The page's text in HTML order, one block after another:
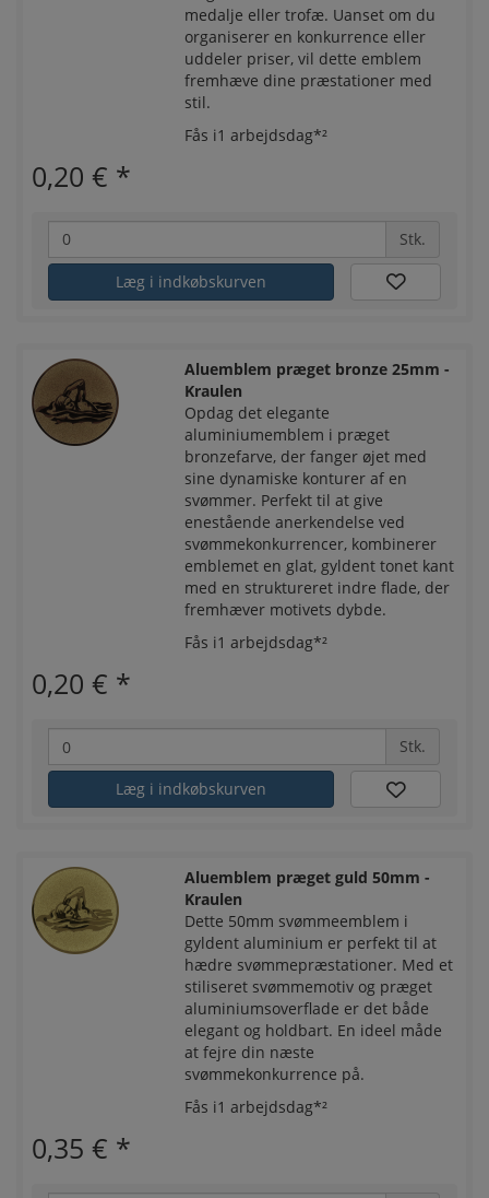
medalje eller trofæ. Uanset om du
organiserer en konkurrence eller
uddeler priser, vil dette emblem
fremhæve dine præstationer med
stil.
Fås i1 arbejdsdag*²
0,20 € *
Stk.
Læg i indkøbskurven
Aluemblem præget bronze 25mm -
Kraulen
Opdag det elegante
aluminiumemblem i præget
bronzefarve, der fanger øjet med
sine dynamiske konturer af en
svømmer. Perfekt til at give
enestående anerkendelse ved
svømmekonkurrencer, kombinerer
emblemet en glat, gyldent tonet kant
med en struktureret indre flade, der
fremhæver motivets dybde.
Fås i1 arbejdsdag*²
0,20 € *
Stk.
Læg i indkøbskurven
Aluemblem præget guld 50mm -
Kraulen
Dette 50mm svømmeemblem i
gyldent aluminium er perfekt til at
hædre svømmepræstationer. Med et
stiliseret svømmemotiv og præget
aluminiumsoverflade er det både
elegant og holdbart. En ideel måde
at fejre din næste
svømmekonkurrence på.
Fås i1 arbejdsdag*²
0,35 € *